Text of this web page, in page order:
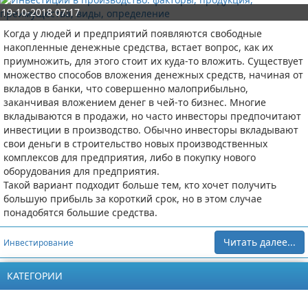
19-10-2018 07:17
Когда у людей и предприятий появляются свободные
накопленные денежные средства, встает вопрос, как их
приумножить, для этого стоит их куда-то вложить. Существует
множество способов вложения денежных средств, начиная от
вкладов в банки, что совершенно малоприбыльно,
заканчивая вложением денег в чей-то бизнес. Многие
вкладываются в продажи, но часто инвесторы предпочитают
инвестиции в производство. Обычно инвесторы вкладывают
свои деньги в строительство новых производственных
комплексов для предприятия, либо в покупку нового
оборудования для предприятия.
Такой вариант подходит больше тем, кто хочет получить
большую прибыль за короткий срок, но в этом случае
понадобятся большие средства.
Инвестирование Читать далее...
КАТЕГОРИИ